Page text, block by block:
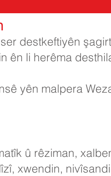
destkeftiyên
ên li herêma
yên malpera
û rêziman,
xwendin,